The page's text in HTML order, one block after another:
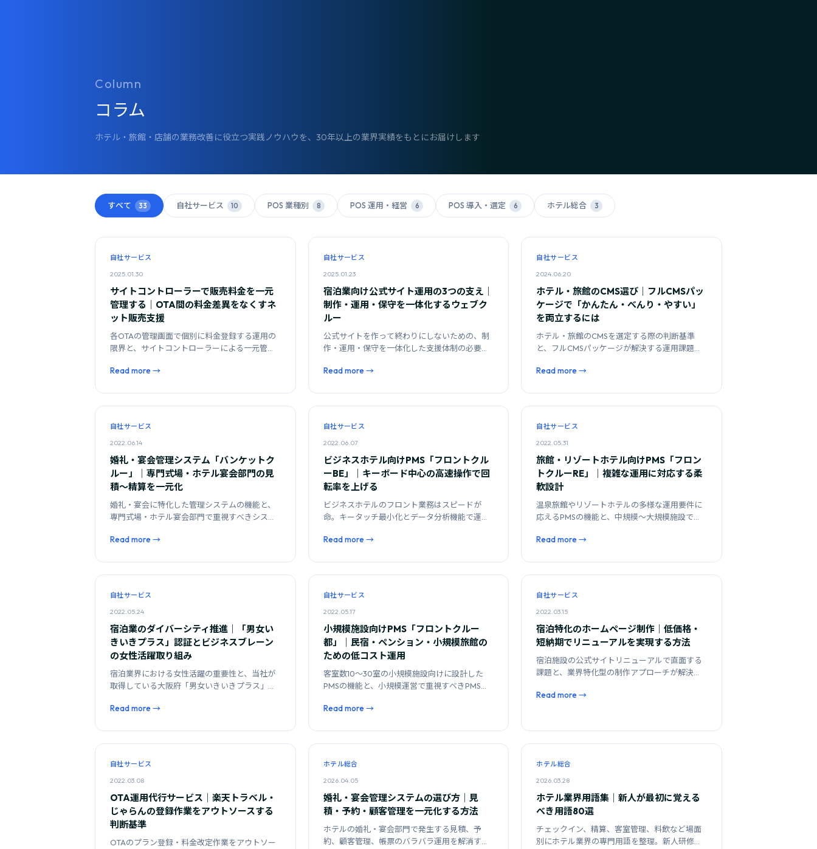
Column
コラム
ホテル・旅館・店舗の業務改善に役立つ実践ノウハウを、30年以上の業界実績をもとにお届けします
すべて 33 自社サービス 10 POS 業種別 8 POS 運用・経営 6 POS 導入・選定 6 ホテル総合 3
自社サービス
2025.01.30
サイトコントローラーで販売料金を一元
管理する｜OTA間の料金差異をなくすネ
ット販売支援
各OTAの管理画面で個別に料金登録する運用の
限界と、サイトコントローラーによる一元管理
Read more →
自社サービス
2025.01.23
宿泊業向け公式サイト運用の3つの支え｜
制作・運用・保守を一体化するウェブク
ルー
公式サイトを作って終わりにしないための、制
作・運用・保守を一体化した支援体制の必要性
Read more →
自社サービス
2024.06.20
ホテル・旅館のCMS選び｜フルCMSパッ
ケージで「かんたん・べんり・やすい」
を両立するには
ホテル・旅館のCMSを選定する際の判断基準
と、フルCMSパッケージが解決する運用課題を
Read more →
自社サービス
2022.06.14
婚礼・宴会管理システム「バンケットク
ルー」｜専門式場・ホテル宴会部門の見
積〜精算を一元化
婚礼・宴会に特化した管理システムの機能と、
専門式場・ホテル宴会部門で重視すべきシステ
Read more →
自社サービス
2022.06.07
ビジネスホテル向けPMS「フロントクル
ーBE」｜キーボード中心の高速操作で回
転率を上げる
ビジネスホテルのフロント業務はスピードが
命。キータッチ最小化とデータ分析機能で運用
Read more →
自社サービス
2022.05.31
旅館・リゾートホテル向けPMS「フロン
トクルーRE」｜複雑な運用に対応する柔
軟設計
温泉旅館やリゾートホテルの多様な運用要件に
応えるPMSの機能と、中規模〜大規模施設で重
Read more →
自社サービス
2022.05.24
宿泊業のダイバーシティ推進｜「男女い
きいきプラス」認証とビジネスブレーン
の女性活躍取り組み
宿泊業界における女性活躍の重要性と、当社が
取得している大阪府「男女いきいきプラス」認
Read more →
自社サービス
2022.05.17
小規模施設向けPMS「フロントクルー
都」｜民宿・ペンション・小規模旅館の
ための低コスト運用
客室数10〜30室の小規模施設向けに設計した
PMSの機能と、小規模運営で重視すべきPMS選
Read more →
自社サービス
2022.03.15
宿泊特化のホームページ制作｜低価格・
短納期でリニューアルを実現する方法
宿泊施設の公式サイトリニューアルで直面する
課題と、業界特化型の制作アプローチが解決す
Read more →
自社サービス
2022.03.08
OTA運用代行サービス｜楽天トラベル・
じゃらんの登録作業をアウトソースする
判断基準
OTAのプラン登録・料金改定作業をアウトソー
ホテル総合
2026.04.05
婚礼・宴会管理システムの選び方｜見
積・予約・顧客管理を一元化する方法
ホテルの婚礼・宴会部門で発生する見積、予
約、顧客管理、帳票のバラバラ運用を解消する
ホテル総合
2026.03.28
ホテル業界用語集｜新人が最初に覚える
べき用語80選
チェックイン、精算、客室管理、料飲など場面
別にホテル業界の専門用語を整理。新人研修や